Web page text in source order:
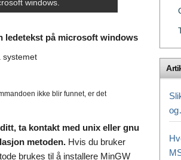
windows.
ledetekst på microsoft windows
systemet
ikke blir funnet, er det
ta kontakt med unix eller gnu
metoden. Hvis du bruker
brukes til å installere MinGW